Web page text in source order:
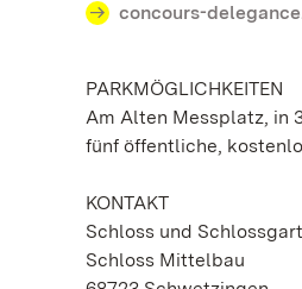
concours-
PARKMÖGLICHKEITEN
Am Alten Messplatz, in
fünf öffentliche,
KONTAKT
Schloss und
Schloss Mittelbau